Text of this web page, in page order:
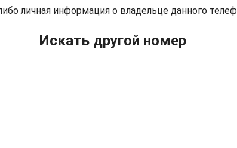
личная информация о владельце данного
Искать другой номер